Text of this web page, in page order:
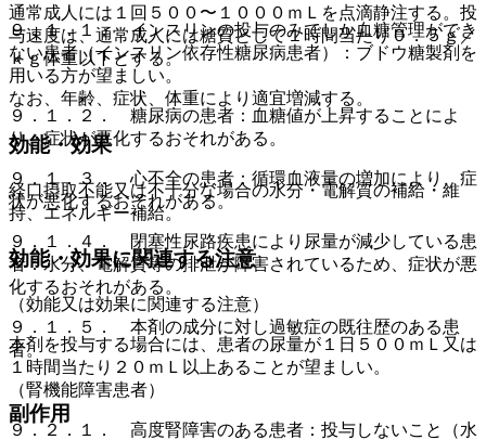
９．１．１． インスリンの投与のみでしか血糖管理ができ
ない患者（インスリン依存性糖尿病患者）：ブドウ糖製剤を
用いる方が望ましい。
９．１．２． 糖尿病の患者：血糖値が上昇することによ
り、症状が悪化するおそれがある。
９．１．３． 心不全の患者：循環血液量の増加により、症
状が悪化するおそれがある。
９．１．４． 閉塞性尿路疾患により尿量が減少している患
者：水分、電解質等の排泄が障害されているため、症状が悪
化するおそれがある。
９．１．５． 本剤の成分に対し過敏症の既往歴のある患
者。
（腎機能障害患者）
９．２．１． 高度腎障害のある患者：投与しないこと（水
通常成人には１回５００〜１０００ｍＬを点滴静注する。投
与速度は、通常成人には糖質として１時間当たり０．５ｇ／
ｋｇ体重以下とする。
なお、年齢、症状、体重により適宜増減する。
効能・効果
経口摂取不能又は不十分な場合の水分・電解質の補給・維
持、エネルギー補給。
効能・効果に関連する注意
（効能又は効果に関連する注意）
本剤を投与する場合には、患者の尿量が１日５００ｍＬ又は
１時間当たり２０ｍＬ以上あることが望ましい。
副作用